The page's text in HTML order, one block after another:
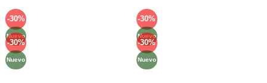
-30%
Nuevo
-30%
Nuevo
-30%
Nuevo
-30%
Nuevo